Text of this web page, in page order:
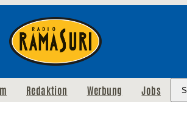
Redaktion Werbung Jobs